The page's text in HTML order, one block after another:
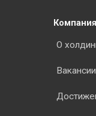
Компания
О
Вакансии